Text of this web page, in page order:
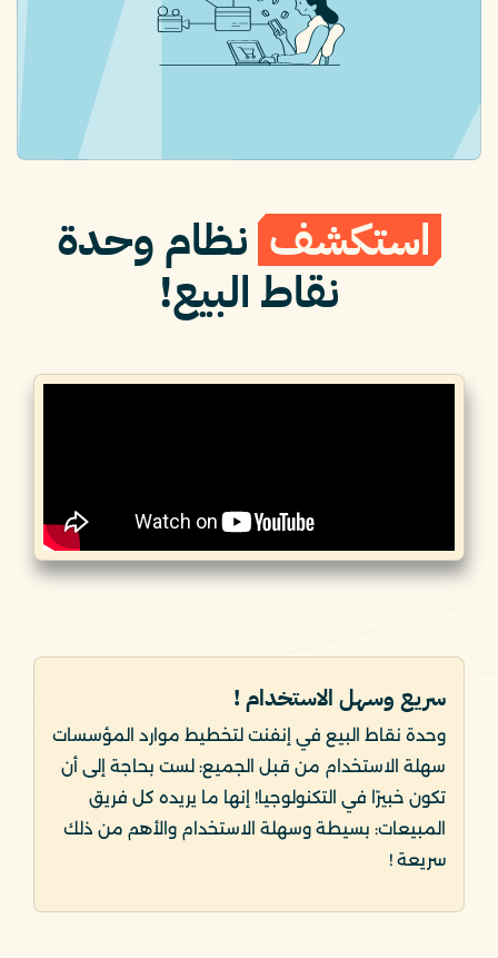
استكشف نظام وحدة
نقاط البيع!
سريع وسهل الاستخدام !
وحدة نقاط البيع في إنفنت لتخطيط موارد المؤسسات
سهلة الاستخدام من قبل الجميع: لست بحاجة إلى أن
تكون خبيرًا في التكنولوجيا! إنها ما يريده كل فريق
المبيعات: بسيطة وسهلة الاستخدام والأهم من ذلك
سريعة !